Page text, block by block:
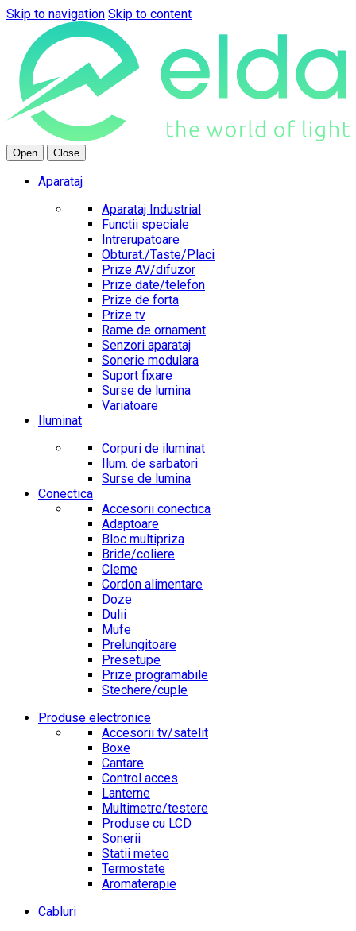
Skip to navigation Skip to content
Open Close
Aparataj
Aparataj Industrial
Functii speciale
Intrerupatoare
Obturat./Taste/Placi
Prize AV/difuzor
Prize date/telefon
Prize de forta
Prize tv
Rame de ornament
Senzori aparataj
Sonerie modulara
Suport fixare
Surse de lumina
Variatoare
Iluminat
Corpuri de iluminat
Ilum. de sarbatori
Surse de lumina
Conectica
Accesorii conectica
Adaptoare
Bloc multipriza
Bride/coliere
Cleme
Cordon alimentare
Doze
Dulii
Mufe
Prelungitoare
Presetupe
Prize programabile
Stechere/cuple
Produse electronice
Accesorii tv/satelit
Boxe
Cantare
Control acces
Lanterne
Multimetre/testere
Produse cu LCD
Sonerii
Statii meteo
Termostate
Aromaterapie
Cabluri